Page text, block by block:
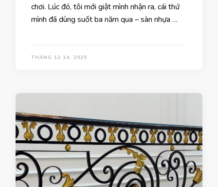
chơi. Lúc đó, tôi mới giật mình nhận ra, cái thứ
mình đã dùng suốt ba năm qua – sàn nhựa …
THÁNG 12 14, 2025